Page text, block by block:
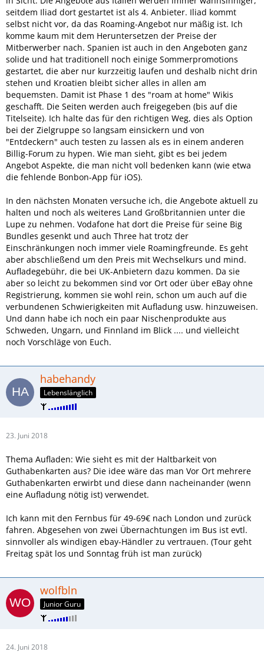
seitdem Iliad dort gestartet ist als 4. Anbieter. Iliad kommt
selbst nicht vor, da das Roaming-Angebot nur mäßig ist. Ich
komme kaum mit dem Heruntersetzen der Preise der
Mitberwerber nach. Spanien ist auch in den Angeboten ganz
solide und hat traditionell noch einige Sommerpromotions
gestartet, die aber nur kurzzeitig laufen und deshalb nicht drin
stehen und Kroatien bleibt sicher alles in allen am
bequemsten. Damit ist Phase 1 des "roam at home" Wikis
geschafft. Die Seiten werden auch freigegeben (bis auf die
Titelseite). Ich halte das für den richtigen Weg, dies als Option
bei der Zielgruppe so langsam einsickern und von
"Entdeckern" auch testen zu lassen als es in einem anderen
Billig-Forum zu hypen. Wie man sieht, gibt es bei jedem
Angebot Aspekte, die man nicht voll bedenken kann (wie etwa
die fehlende Bonbon-App für iOS).
In den nächsten Monaten versuche ich, die Angebote aktuell zu
halten und noch als weiteres Land Großbritannien unter die
Lupe zu nehmen. Vodafone hat dort die Preise für seine Big
Bundles gesenkt und auch Three hat trotz der
Einschränkungen noch immer viele Roamingfreunde. Es geht
aber abschließend um den Preis mit Wechselkurs und mind.
Aufladegebühr, die bei UK-Anbietern dazu kommen. Da sie
aber so leicht zu bekommen sind vor Ort oder über eBay ohne
Registrierung, kommen sie wohl rein, schon um auch auf die
verbundenen Schwierigkeiten mit Aufladung usw. hinzuweisen.
Und dann habe ich noch ein paar Nischenprodukte aus
Schweden, Ungarn, und Finnland im Blick .... und vielleicht
noch Vorschläge von Euch.
habehandy
Lebenslänglich
23. Juni 2018
Thema Aufladen: Wie sieht es mit der Haltbarkeit von
Guthabenkarten aus? Die idee wäre das man Vor Ort mehrere
Guthabenkarten erwirbt und diese dann nacheinander (wenn
eine Aufladung nötig ist) verwendet.
Ich kann mit den Fernbus für 49-69€ nach London und zurück
fahren. Abgesehen von zwei Übernachtungen im Bus ist evtl.
sinnvoller als windigen ebay-Händler zu vertrauen. (Tour geht
Freitag spät los und Sonntag früh ist man zurück)
wolfbln
Junior Guru
24. Juni 2018